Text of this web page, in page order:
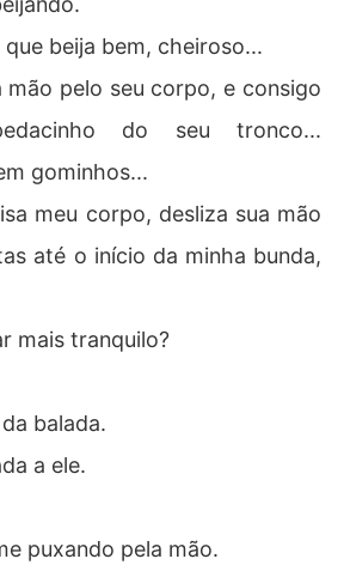
beija bem, cheiroso...
mão pelo seu corpo, e consigo
do seu tronco...
gominhos...
meu corpo, desliza sua mão
até o início da minha bunda,
mais tranquilo?
balada.
a ele.
puxando pela mão.